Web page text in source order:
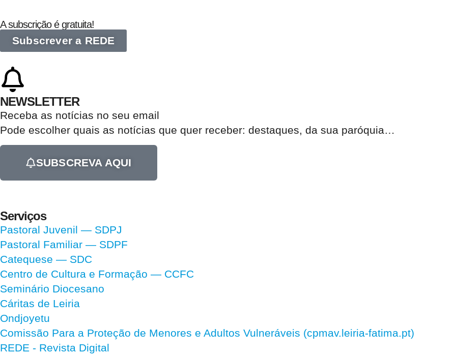
A subscrição é gratuita!
Subscrever a REDE
NEWSLETTER
Receba as notícias no seu email​
Pode escolher quais as notícias que quer receber: destaques, da sua paróquia…
SUBSCREVA AQUI
Serviços
Pastoral Juvenil — SDPJ
Pastoral Familiar — SDPF
Catequese — SDC
Centro de Cultura e Formação — CCFC
Seminário Diocesano
Cáritas de Leiria
Ondjoyetu
Comissão Para a Proteção de Menores e Adultos Vulneráveis (cpmav.leiria-fatima.pt)
REDE - Revista Digital